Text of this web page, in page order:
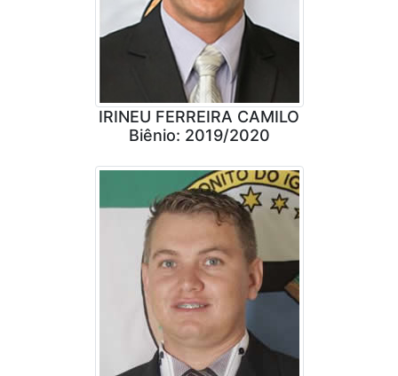
IRINEU FERREIRA CAMILO
Biênio: 2019/2020